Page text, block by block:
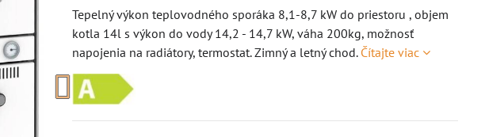
Tepelný výkon teplovodného sporáka 8,1-8,7 kW do priestoru , objem
kotla 14l s výkon do vody 14,2 - 14,7 kW, váha 200kg, možnosť
napojenia na radiátory, termostat. Zimný a letný chod. Čítajte viac